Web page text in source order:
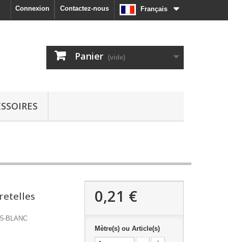
Français
Contactez-nous
Connexion
Panier (vide)
BLANC
0,21 €
Mètre(s) ou Article(s)